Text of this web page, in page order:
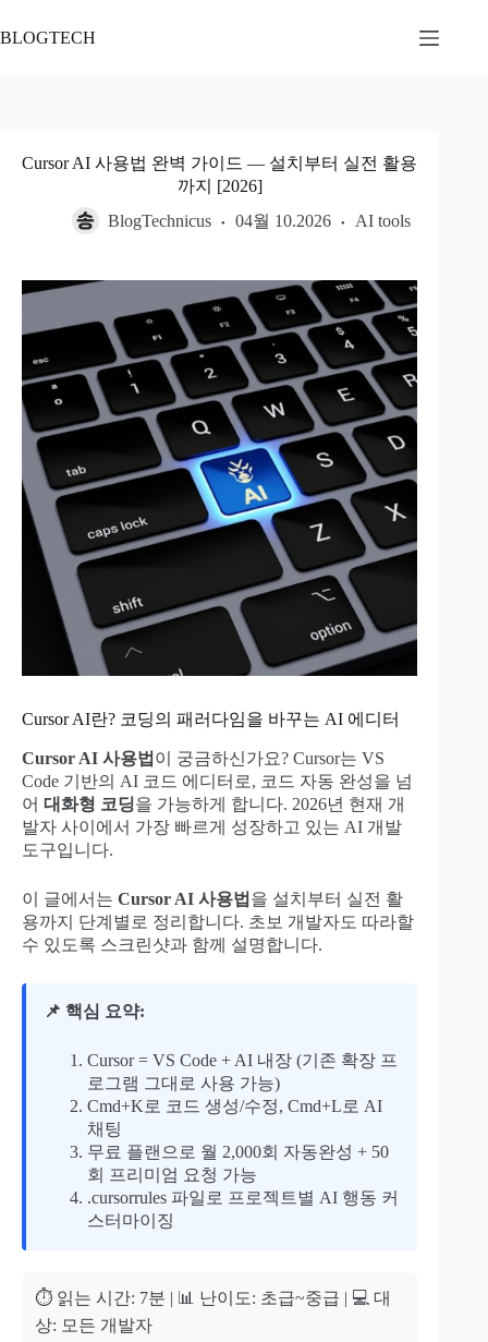
문
BLOGTECH
Cursor AI 사용법 완벽 가이드 — 설치부터 실전 활용
까지 [2026]
BlogTechnicus
04월 10.2026 AI tools
Cursor AI란? 코딩의 패러다임을 바꾸는 AI 에디터
Cursor AI 사용법 이 궁금하신가요? Cursor는 VS
Code 기반의 AI 코드 에디터로, 코드 자동 완성을 넘
어 대화형 코딩을 가능하게 합니다. 2026년 현재 개
발자 사이에서 가장 빠르게 성장하고 있는 AI 개발
도구입니다.
이 글에서는 Cursor AI 사용법 을 설치부터 실전 활
용까지 단계별로 정리합니다. 초보 개발자도 따라할
수 있도록 스크린샷과 함께 설명합니다.
📌 핵심 요약:
Cursor = VS Code + AI 내장 (기존 확장 프
로그램 그대로 사용 가능)
Cmd+K로 코드 생성/수정, Cmd+L로 AI
채팅
무료 플랜으로 월 2,000회 자동완성 + 50
회 프리미엄 요청 가능
.cursorrules 파일로 프로젝트별 AI 행동 커
스터마이징
⏱ 읽는 시간: 7분 | 📊 난이도: 초급~중급 | 💻 대
상: 모든 개발자